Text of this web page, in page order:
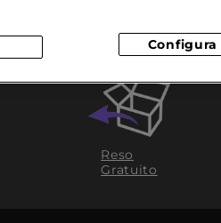
Reso
Gratuito